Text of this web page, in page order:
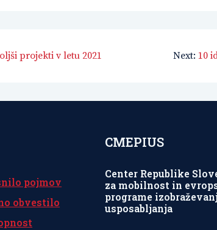
projekti v letu 2021 Next: 10
pojmov
obvestilo
CMEPIUS
Center Republike
za mobilnost in
programe
usposabljanja